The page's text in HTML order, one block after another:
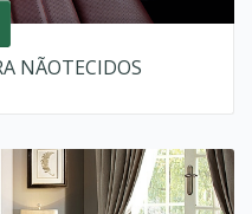
NÃOTECIDOS